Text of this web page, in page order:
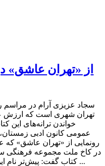
از «تهران عاشق»
سجاد عزیزی آرام در مراسم
تهران شهری است که ارزش
خواندن ترانه‌های این
عمومی کانون ادبی
رونمایی از «تهران عاشق»
در کاخ ملت مجموعه فرهنگی
کتاب گفت: پیش‌تر نام این کتاب، اسم آلبومی با صدای ...